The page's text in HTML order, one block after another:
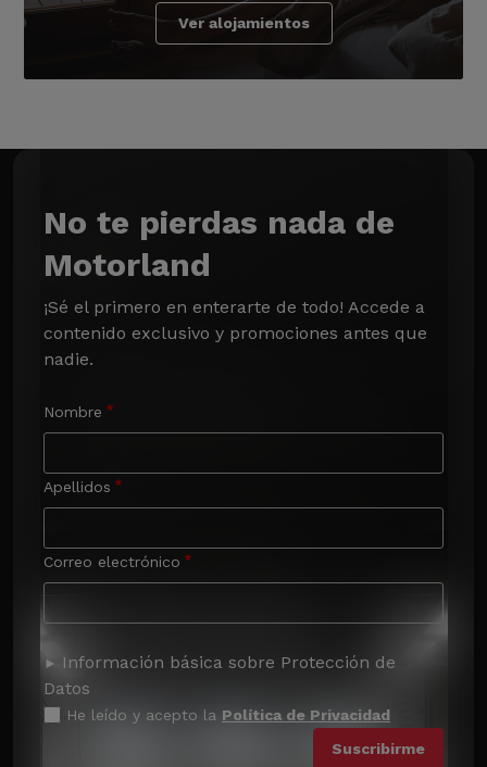
Ver alojamientos
No te pierdas nada de
Motorland
¡Sé el primero en enterarte de todo! Accede a
contenido exclusivo y promociones antes que
nadie.
Nombre
Apellidos
Correo electrónico
Información básica sobre Protección de
Datos
He leído y acepto la Política de Privacidad